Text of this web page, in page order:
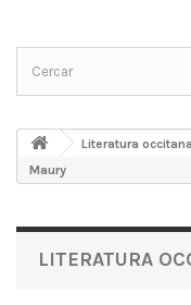
Literatura occitana
Maury
LITERATURA